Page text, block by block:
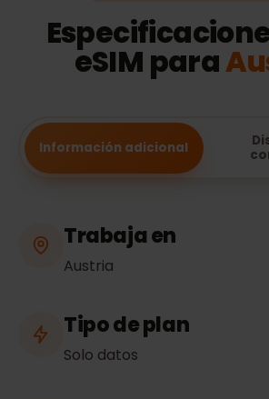
eSIM para
Información adicional
Trabaja en
Austria
Tipo de plan
Solo datos